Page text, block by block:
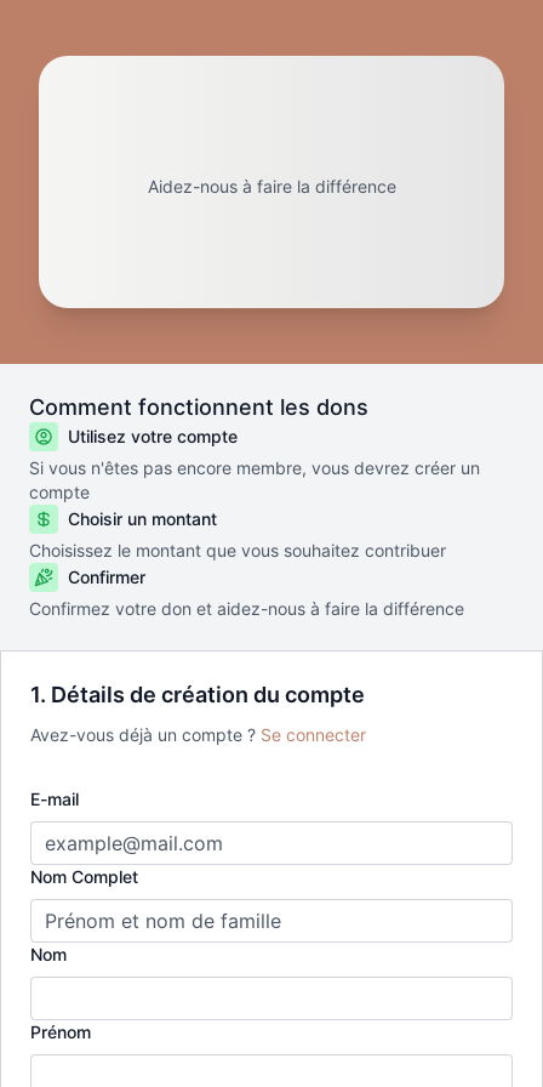
1. Détails de création du compte
Avez-vous déjà un compte ? Se connecter
E-mail
Nom Complet
Nom
Prénom
Aidez-nous à faire la différence
Comment fonctionnent les dons
Utilisez votre compte
Si vous n'êtes pas encore membre, vous devrez créer un
compte
Choisir un montant
Choisissez le montant que vous souhaitez contribuer
Confirmer
Confirmez votre don et aidez-nous à faire la différence